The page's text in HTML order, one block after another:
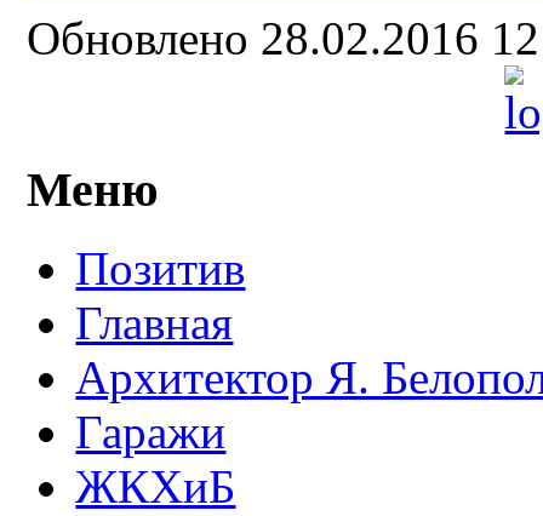
Обновлено 28.02.2016
Меню
Позитив
Главная
Архитектор Я.
Гаражи
ЖКХиБ